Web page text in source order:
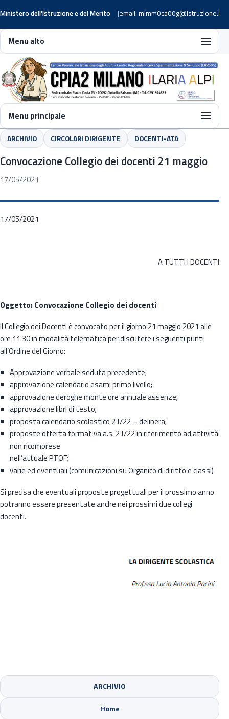
Ministero dell'Istruzione e del Merito email: mimm0cd00g@istruzione.it
Menu alto
Menu principale
ARCHIVIO CIRCOLARI DIRIGENTE DOCENTI-ATA
Convocazione Collegio dei docenti 21 maggio
17/05/2021
17/05/2021
A TUTTI I DOCENTI
Oggetto: Convocazione Collegio dei docenti
Il Collegio dei Docenti è convocato per il giorno 21 maggio 2021 alle
ore 11.30 in modalità telematica per discutere i seguenti punti
all’Ordine del Giorno:
Approvazione verbale seduta precedente;
approvazione calendario esami primo livello;
approvazione deroghe monte ore annuale assenze;
approvazione libri di testo;
proposta calendario scolastico 21/22 – delibera;
proposte offerta formativa a.s. 21/22 in riferimento ad attività
non ricomprese
nell’attuale PTOF;
varie ed eventuali (comunicazioni su Organico di diritto e classi)
Si precisa che eventuali proposte progettuali per il prossimo anno
potranno essere presentate anche nei prossimi due collegi
docenti.
ARCHIVIO
Home
Sede di Cinisello Balsamo